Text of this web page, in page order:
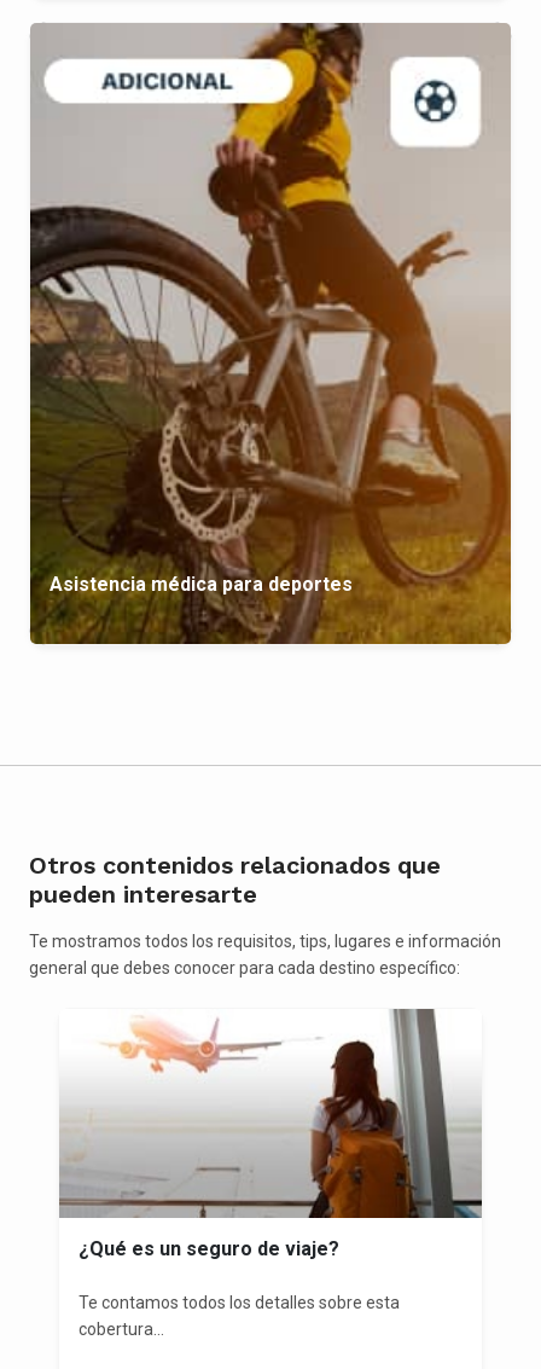
Asistencia médica para deportes
Otros contenidos relacionados que
pueden interesarte
Te mostramos todos los requisitos, tips, lugares e información
general que debes conocer para cada destino específico:
¿Qué es un seguro de viaje?
Te contamos todos los detalles sobre esta
cobertura...